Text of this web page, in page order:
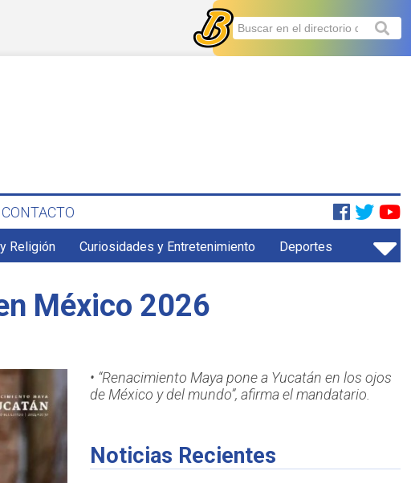
CONTACTO
Religión Curiosidades y Entretenimiento Deportes
México 2026
• “Renacimiento Maya pone a Yucatán en los ojos
de México y del mundo”, afirma el mandatario.
Noticias Recientes